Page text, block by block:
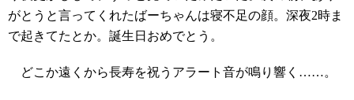
がとうと言ってくれたばーちゃんは寝不足の顔。深夜2時ま
で起きてたとか。誕生日おめでとう。
どこか遠くから長寿を祝うアラート音が鳴り響く……。